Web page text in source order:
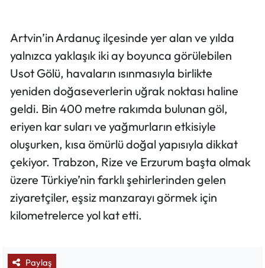
Artvin’in Ardanuç ilçesinde yer alan ve yılda
yalnızca yaklaşık iki ay boyunca görülebilen
Usot Gölü, havaların ısınmasıyla birlikte
yeniden doğaseverlerin uğrak noktası haline
geldi. Bin 400 metre rakımda bulunan göl,
eriyen kar suları ve yağmurların etkisiyle
oluşurken, kısa ömürlü doğal yapısıyla dikkat
çekiyor. Trabzon, Rize ve Erzurum başta olmak
üzere Türkiye’nin farklı şehirlerinden gelen
ziyaretçiler, eşsiz manzarayı görmek için
kilometrelerce yol kat etti.
Paylaş